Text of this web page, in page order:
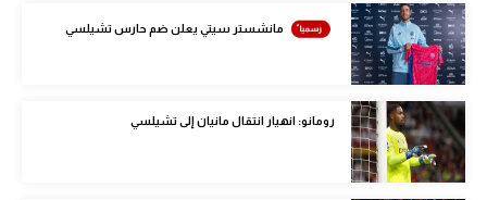
أمم إفريقيا
كرة السلة الأمريكية
كرة سلة
كرة يد
مانشستر سيتي يعلن ضم حارس تشيلسي
رومانو: انهيار انتقال مانيان إلى تشيلسي